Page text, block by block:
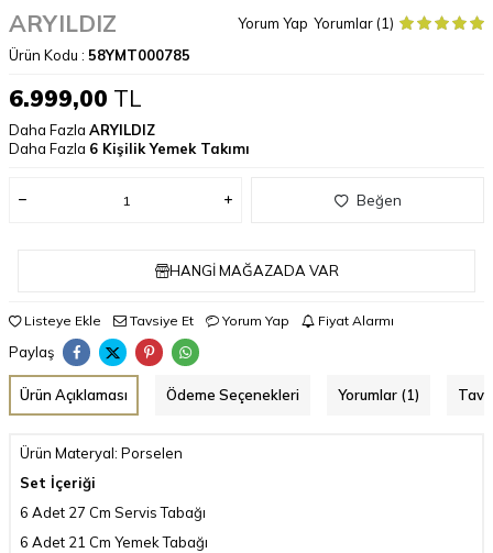
ARYILDIZ Yorum Yap Yorumlar (1)
Ürün Kodu : 58YMT000785
6.999,00 TL
Daha Fazla ARYILDIZ
Daha Fazla 6 Kişilik Yemek Takımı
Beğen
HANGI MAĞAZADA VAR
Listeye Ekle Tavsiye Et Yorum Yap Fiyat Alarmı
Paylaş
Ürün Açıklaması Ödeme Seçenekleri Yorumlar (1)
Ürün Materyal: Porselen
Set İçeriği
6 Adet 27 Cm Servis Tabağı
6 Adet 21 Cm Yemek Tabağı